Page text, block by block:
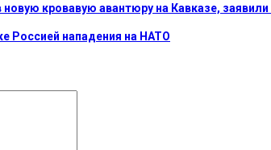
кровавую авантюру на Кавказе,
Россией нападения на НАТО